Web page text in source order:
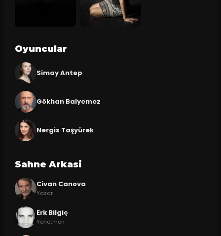
Oyuncular
Simay Antep
Gökhan Balyemez
Nergis Taşyürek
Sahne Arkasi
Civan Canova
Yazar
Erk Bilgiç
Yönetmen